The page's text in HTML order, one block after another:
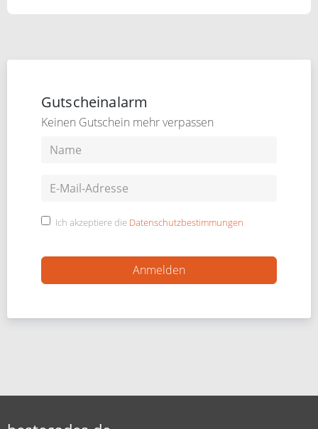
Gutscheinalarm
Keinen Gutschein mehr verpassen
Ich akzeptiere die Datenschutzbestimmungen